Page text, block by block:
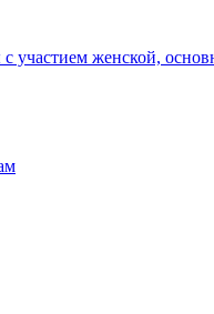
участием женской,